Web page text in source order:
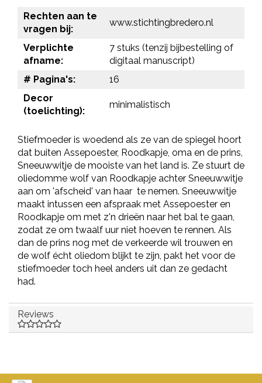
Rechten aan te
vragen bij:
www.stichtingbredero.nl
Verplichte
afname:
7 stuks (tenzij bijbestelling of
digitaal manuscript)
# Pagina's:
16
Decor
(toelichting):
minimalistisch
Stiefmoeder is woedend als ze van de spiegel hoort
dat buiten Assepoester, Roodkapje, oma en de prins,
Sneeuwwitje de mooiste van het land is. Ze stuurt de
oliedomme wolf van Roodkapje achter Sneeuwwitje
aan om 'afscheid' van haar te nemen. Sneeuwwitje
maakt intussen een afspraak met Assepoester en
Roodkapje om met z'n drieën naar het bal te gaan,
zodat ze om twaalf uur niet hoeven te rennen. Als
dan de prins nog met de verkeerde wil trouwen en
de wolf écht oliedom blijkt te zijn, pakt het voor de
stiefmoeder toch heel anders uit dan ze gedacht
had.
Reviews